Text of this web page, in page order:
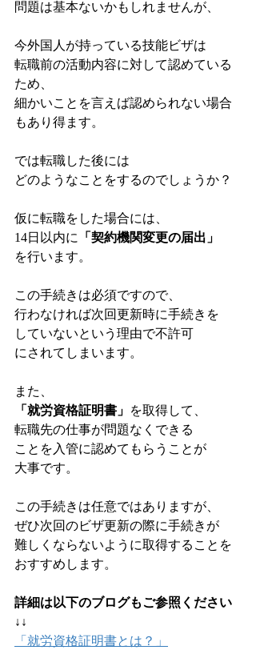
問題は基本ないかもしれませんが、
今外国人が持っている技能ビザは
転職前の活動内容に対して認めている
ため、
細かいことを言えば認められない場合
もあり得ます。
では転職した後には
どのようなことをするのでしょうか？
仮に転職をした場合には、
14日以内に
「契約機関変更の届出」
を行います。
この手続きは必須ですので、
行わなければ次回更新時に手続きを
していないという理由で不許可
にされてしまいます。
また、
「就労資格証明書」 を取得して、
転職先の仕事が問題なくできる
ことを入管に認めてもらうことが
大事です。
この手続きは任意ではありますが、
ぜひ次回のビザ更新の際に手続きが
難しくならないように取得することを
おすすめします。
詳細は以下のブログもご参照ください
↓↓
「就労資格証明書とは？」